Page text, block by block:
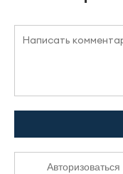
Авторизоваться